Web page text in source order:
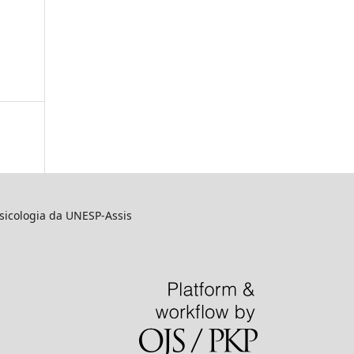
da UNESP-Assis